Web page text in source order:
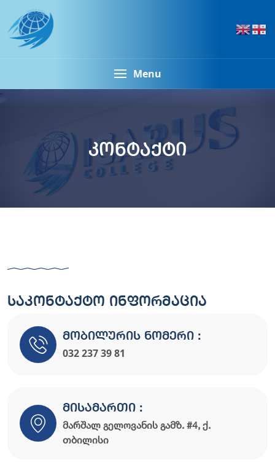
Menu
კონტაქტი
საკონტაქტო ინფორმაცია
მობილურის ნომერი :
032 237 39 81
მისამართი :
მარშალ გელოვანის გამზ. #4, ქ.
თბილისი